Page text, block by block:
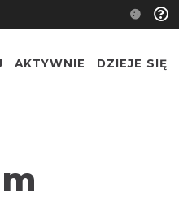
AKTYWNIE DZIEJE SIĘ